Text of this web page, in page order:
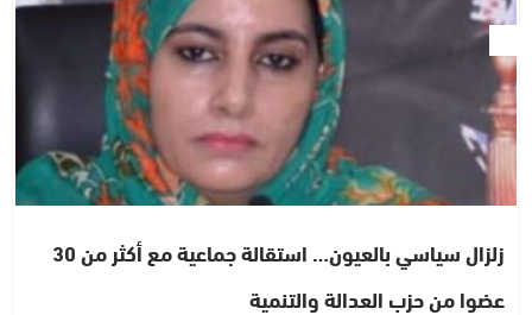
زلزال سياسي بالعيون… استقالة جماعية مع أكثر من 30
عضوا من حزب العدالة والتنمية